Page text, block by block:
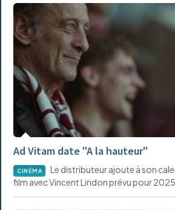
Ad Vitam date "A la hauteur"
CINÉMA
Le distributeur ajoute à son
film avec Vincent Lindon prévu pour 2025.